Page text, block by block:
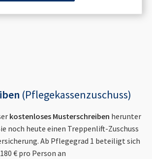
(Pflegekassenzuschuss)
kostenloses Musterschreiben herunter
noch heute einen Treppenlift-Zuschuss
Ab Pflegegrad 1 beteiligt sich
€ pro Person an